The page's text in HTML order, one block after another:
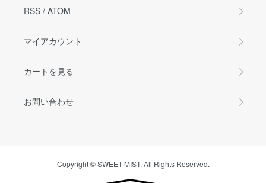
RSS / ATOM
マイアカウント
カートを見る
お問い合わせ
Copyright © SWEET MIST. All Rights Reserved.